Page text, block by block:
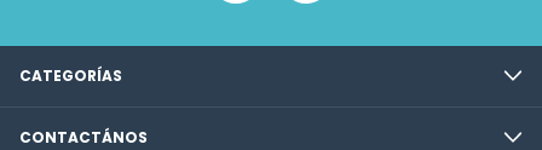
CATEGORÍAS
CONTACTÁNOS